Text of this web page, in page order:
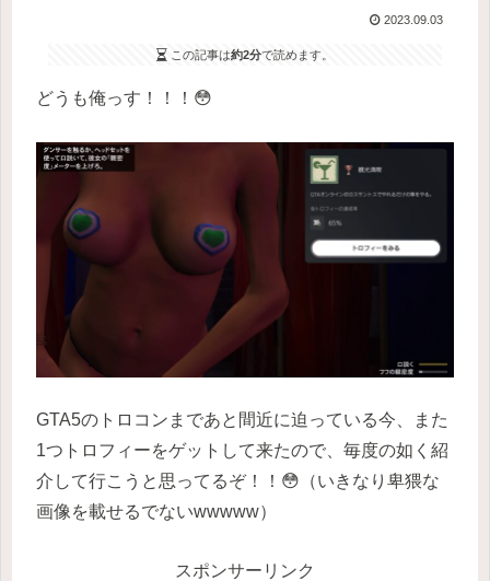
2023.09.03
この記事は約2分で読めます。
どうも俺っす！！！😳
GTA5のトロコンまであと間近に迫っている今、また
1つトロフィーをゲットして来たので、毎度の如く紹
介して行こうと思ってるぞ！！😳（いきなり卑猥な
画像を載せるでないwwwww）
スポンサーリンク